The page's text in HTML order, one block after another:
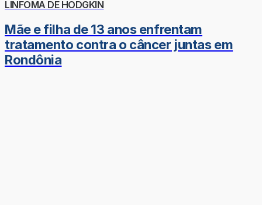
LINFOMA DE HODGKIN
Mãe e filha de 13 anos enfrentam
tratamento contra o câncer juntas em
Rondônia